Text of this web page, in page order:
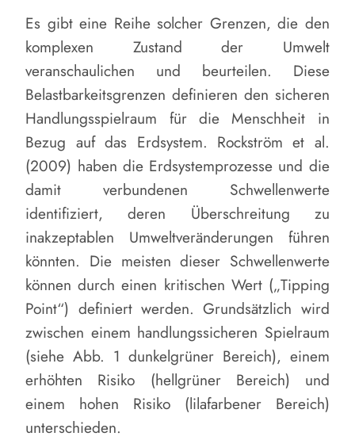
Es gibt eine Reihe solcher Grenzen, die den
komplexen Zustand der Umwelt
veranschaulichen und beurteilen. Diese
Belastbarkeitsgrenzen definieren den sicheren
Handlungsspielraum für die Menschheit in
Bezug auf das Erdsystem. Rockström et al.
(2009) haben die Erdsystemprozesse und die
damit verbundenen Schwellenwerte
identifiziert, deren Überschreitung zu
inakzeptablen Umweltveränderungen führen
könnten. Die meisten dieser Schwellenwerte
können durch einen kritischen Wert („Tipping
Point“) definiert werden. Grundsätzlich wird
zwischen einem handlungssicheren Spielraum
(siehe Abb. 1 dunkelgrüner Bereich), einem
erhöhten Risiko (hellgrüner Bereich) und
einem hohen Risiko (lilafarbener Bereich)
unterschieden.